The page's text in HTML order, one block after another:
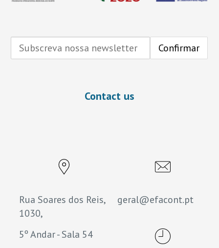
Contact us
Rua Soares dos Reis,
1030,
5º Andar - Sala 54
geral@efacont.pt